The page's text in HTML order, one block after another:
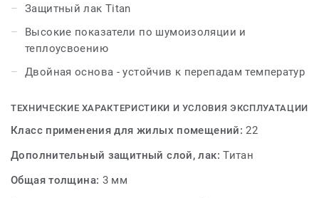
сочетании с доступной ценой делают эти покрытия
действительно уникальным решением для пола дома.
Защитный лак Titan
Высокие показатели по шумоизоляции и
теплоусвоению
Двойная основа - устойчив к перепадам температур
ТЕХНИЧЕСКИЕ ХАРАКТЕРИСТИКИ И УСЛОВИЯ ЭКСПЛУАТАЦИИ
Класс применения для жилых помещений:22
Дополнительный защитный слой, лак:Титан
Общая толщина: 3 мм